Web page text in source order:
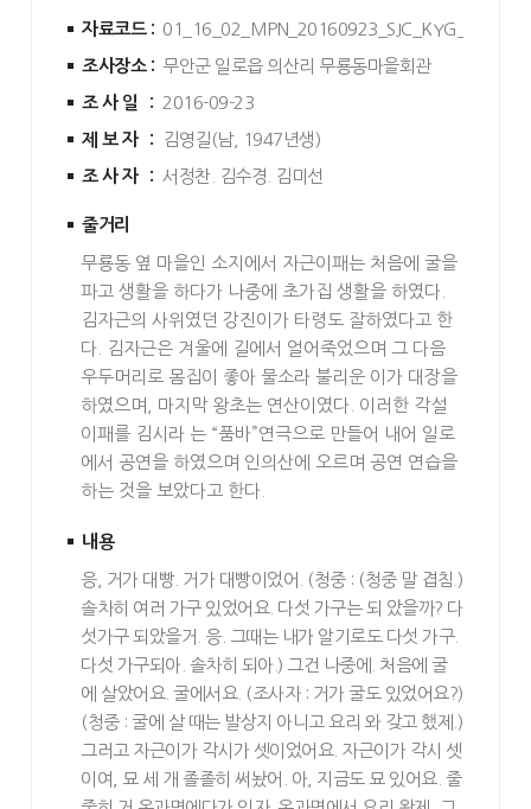
자료코드 : 01_16_02_MPN_20160923_SJC_KYG_0001
조사장소 : 무안군 일로읍 의산리 무룡동마을회관
조사일 : 2016-09-23
제보자 : 김영길(남, 1947년생)
조사자 : 서정찬. 김수경. 김미선
줄거리
무룡동 옆 마을인 소지에서 자근이패는 처음에 굴을
파고 생활을 하다가 나중에 초가집 생활을 하였다.
김자근의 사위였던 강진이가 타령도 잘하였다고 한
다. 김자근은 겨울에 길에서 얼어죽었으며 그 다음
우두머리로 몸집이 좋아 물소라 불리운 이가 대장을
하였으며, 마지막 왕초는 연산이였다. 이러한 각설
이패를 김시라 는 “품바”연극으로 만들어 내어 일로
에서 공연을 하였으며 인의산에 오르며 공연 연습을
하는 것을 보았다고 한다.
내용
응, 거가 대빵. 거가 대빵이었어. (청중 : (청중 말 겹침.)
솔차히 여러 가구 있었어요. 다섯 가구는 되 았을까? 다
섯가구 되았을거. 응. 그때는 내가 알기로도 다섯 가구.
다섯 가구되아. 솔차히 되아.) 그건 나중에. 처음에 굴
에 살았어요. 굴에서요. (조사자 : 거가 굴도 있었어요?)
(청중 : 굴에 살 때는 발상지 아니고 요리 와 갖고 했제.)
그러고 자근이가 각시가 셋이었어요. 자근이가 각시 셋
이여, 묘 세 개 졸졸히 써놨어. 아, 지금도 묘 있어요. 줄